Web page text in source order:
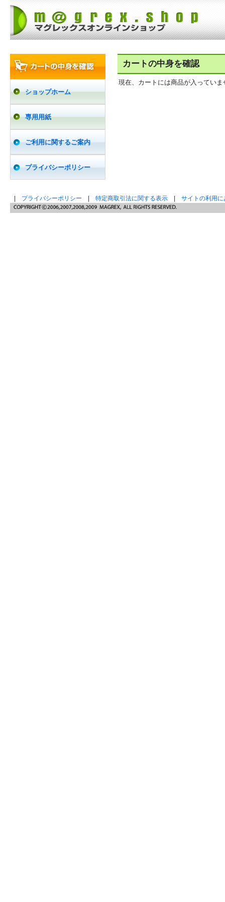
ショップホーム
専用用紙
ご利用に関するご案内
プライバシーポリシー
カートの中身を確認
現在、カートには商品が入っていま
プライバシーポリシー 特定商取引法に関する表示 サイトの利用に